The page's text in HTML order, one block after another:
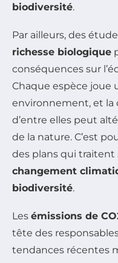
biodiversité.
Par ailleurs, des
richesse biologique
conséquences sur
Chaque espèce joue
environnement, et la
d’entre elles peut
de la nature. C’est
des plans qui
changement
biodiversité.
Les émissions de
tête des
tendances récentes